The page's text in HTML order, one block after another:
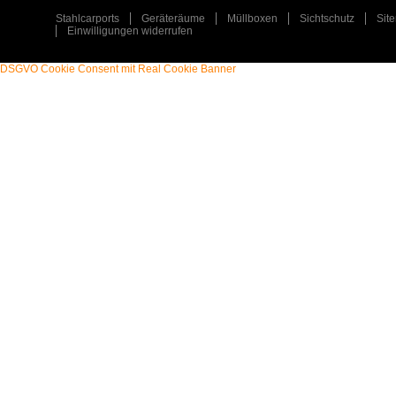
Stahlcarports Geräteräume Müllboxen Sichtschutz
Einwilligungen widerrufen
DSGVO Cookie Consent mit Real Cookie Banner